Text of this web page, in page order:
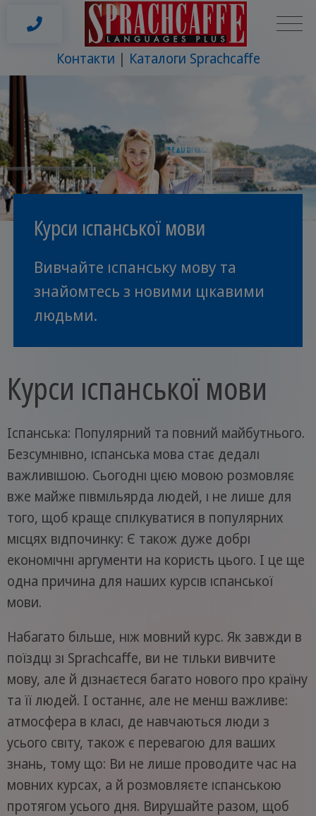
Контакти Каталоги Sprachcaffe
Курси іспанської мови
Вивчайте іспанську мову та
знайомтесь з новими цікавими
людьми.
Курси іспанської мови
Іспанська: Популярний та повний майбутнього.
Безсумнівно, іспанська мова стає дедалі
важливішою. Сьогодні цією мовою розмовляє
вже майже півмільярда людей, і не лише для
того, щоб краще спілкуватися в популярних
місцях відпочинку: Є також дуже добрі
економічні аргументи на користь цього. І це ще
одна причина для наших курсів іспанської
мови.
Набагато більше, ніж мовний курс. Як завжди в
поїздці зі Sprachcaffe, ви не тільки вивчите
мову, але й дізнаєтеся багато нового про країну
та її людей. І останнє, але не менш важливе:
атмосфера в класі, де навчаються люди з
усього світу, також є перевагою для ваших
знань, тому що: Ви не лише проводите час на
мовних курсах, а й розмовляєте іспанською
протягом усього дня. Вирушайте разом, щоб